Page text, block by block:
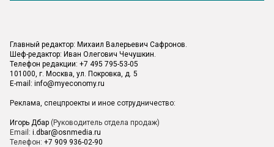
Главный редактор: Михаил Валерьевич Сафронов.
Шеф-редактор: Иван Олегович Чечушкин.
Телефон редакции: +7 495 795-53-05
101000, г. Москва, ул. Покровка, д. 5
E-mail: info@myeconomy.ru
Реклама, спецпроекты и иное сотрудничество:
Игорь Дбар (Руководитель отдела продаж)
Email: i.dbar@osnmedia.ru
Телефон: +7 909 936-02-90